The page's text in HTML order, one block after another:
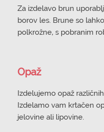
Za izdelavo brun
borov les. Brune so
polkrožne, s pobranim
Opaž
Izdelujemo opaž
Izdelamo vam krtačen
jelovine ali lipovine.